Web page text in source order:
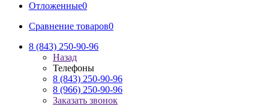
Отложенные0
Сравнение товаров0
8 (843) 250-90-96
Назад
Телефоны
8 (843) 250-90-96
8 (966) 250-90-96
Заказать звонок